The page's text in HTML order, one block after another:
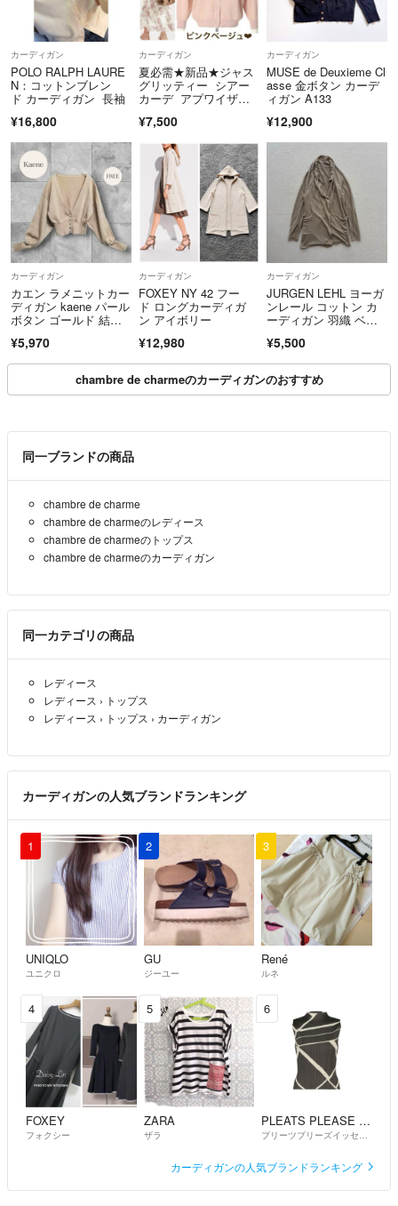
す。
身長152㎝
通常Sサイズ→L→3Lを経て現在S、ジュニア160
靴は甲幅広目22.5〜23㎝
◎購入について
即時決済
◎受取通知
一日程度遅れることが時々ありますが、どうか、ご了承下さいませm(_
_)m
ここまで読んで頂き、ありがとうございました。
素敵なご縁があります様に。
一期一会を大切にしています(⁎ᴗ͈ˬᴗ͈⁎)
一期より
カーディガン
POLO RALPH LAURE
N：コットンブレン
ド カーディガン 長袖
¥16,800
カーディガン
夏必需★新品★ジャス
グリッティー シアー
カーデ アプワイザー
¥7,500
カーディガン
MUSE de Deuxieme Cl
asse 金ボタン カーデ
ィガン A133
¥12,900
カーディガン
カエン ラメニットカー
ディガン kaene パール
ボタン ゴールド 結婚
¥5,970
カーディガン
FOXEY NY 42 フー
ド ロングカーディガ
ン アイボリー
¥12,980
カーディガン
JURGEN LEHL ヨーガ
ンレール コットン カ
ーディガン 羽織 ベー
¥5,500
chambre de charmeのカーディガンのおすすめ
同一ブランドの商品
chambre de charme
chambre de charmeのレディース
chambre de charmeのトップス
chambre de charmeのカーディガン
同一カテゴリの商品
レディース
レディース › トップス
レディース › トップス › カーディガン
カーディガンの人気ブランドランキング
1
UNIQLO
ユニクロ
2
GU
ジーユー
3
René
ルネ
4
FOXEY
フォクシー
5
ZARA
ザラ
6
PLEATS PLEASE ISSEY MIYAKE
カーディガンの人気ブランドランキング